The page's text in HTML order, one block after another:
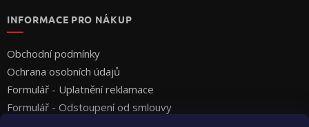
INFORMACE PRO NÁKUP
Obchodní podmínky
Ochrana osobních údajů
Formulář - Uplatnění reklamace
Formulář - Odstoupení od smlouvy